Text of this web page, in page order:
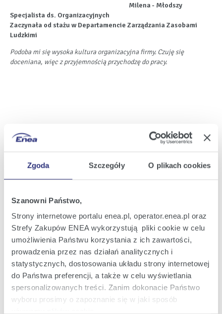
Zgoda Szczegóły O plikach cookies
Szanowni Państwo,
Strony internetowe portalu enea.pl, operator.enea.pl oraz
Strefy Zakupów ENEA wykorzystują pliki cookie w celu
umożliwienia Państwu korzystania z ich zawartości,
prowadzenia przez nas działań analitycznych i
statystycznych, dostosowania układu strony internetowej
do Państwa preferencji, a także w celu wyświetlania
spersonalizowanych treści. Zanim dokonacie Państwo
wyboru prosimy o zapoznanie się w jaki sposób
Milena - Młodszy
Specjalista ds. Organizacyjnych
Zaczynała od stażu w Departamencie Zarządzania Zasobami
Ludzkimi
Podoba mi się wysoka kultura organizacyjna firmy. Czuję się
doceniana, więc z przyjemnością przychodzę do pracy.